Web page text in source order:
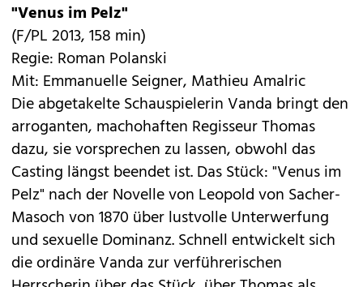
"Venus im Pelz"
(F/PL 2013, 158 min)
Regie: Roman Polanski
Mit: Emmanuelle Seigner, Mathieu Amalric
Die abgetakelte Schauspielerin Vanda bringt den
arroganten, machohaften Regisseur Thomas
dazu, sie vorsprechen zu lassen, obwohl das
Casting längst beendet ist. Das Stück: "Venus im
Pelz" nach der Novelle von Leopold von Sacher-
Masoch von 1870 über lustvolle Unterwerfung
und sexuelle Dominanz. Schnell entwickelt sich
die ordinäre Vanda zur verführerischen